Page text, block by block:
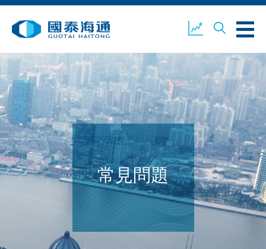
業務概覽 公司新聞
環境、社會及企業管治 國泰海通證券 聯絡我們
常見問題